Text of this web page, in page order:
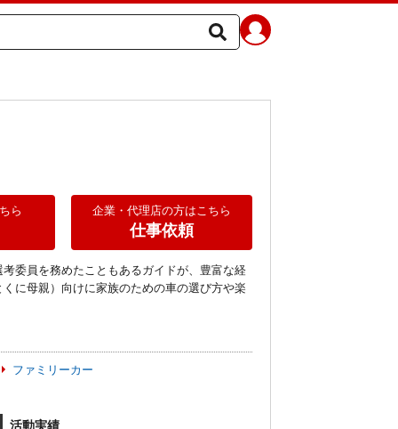
ら 企業・代理店の方はこちら
仕事依頼
委員を務めたこともあるガイドが、豊富な経
に母親）向けに家族のための車の選び方や楽
ファミリーカー
活動実績